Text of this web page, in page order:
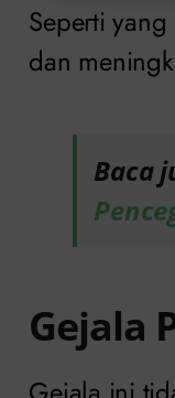
Seperti
dan
Baca
Gejala